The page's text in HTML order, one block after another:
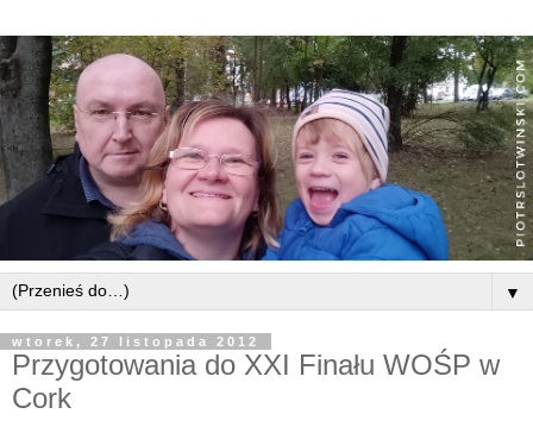
▼
wtorek, 27 listopada 2012
Przygotowania do XXI Finału WOŚP w
Cork